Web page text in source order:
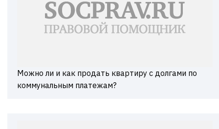
Можно ли и как продать квартиру с долгами по
коммунальным платежам?